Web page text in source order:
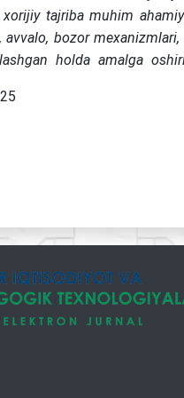
xorijiy tajriba muhim
avvalo, bozor
holda amalga
boshqarishning
rioya qilish, korporativ
juda muhim.
Mazkur tajribalarni
jarayonlarini